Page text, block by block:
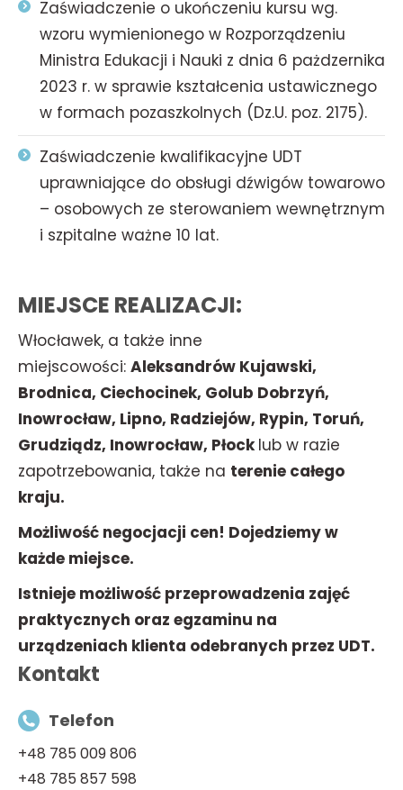
Zaświadczenie o ukończeniu kursu wg.
wzoru wymienionego w Rozporządzeniu
Ministra Edukacji i Nauki z dnia 6 pażdzernika
2023 r. w sprawie kształcenia ustawicznego
w formach pozaszkolnych (Dz.U. poz. 2175).
Zaświadczenie kwalifikacyjne UDT
uprawniające do obsługi dźwigów towarowo
– osobowych ze sterowaniem wewnętrznym
i szpitalne ważne 10 lat.
MIEJSCE REALIZACJI:
Włocławek, a także inne
miejscowości: Aleksandrów Kujawski,
Brodnica, Ciechocinek, Golub Dobrzyń,
Inowrocław, Lipno, Radziejów, Rypin, Toruń,
Grudziądz, Inowrocław, Płocklub w razie
zapotrzebowania, także na terenie całego
kraju.
Możliwość negocjacji cen! Dojedziemy w
każde miejsce.
Istnieje możliwość przeprowadzenia zajęć
praktycznych oraz egzaminu na
urządzeniach klienta odebranych przez UDT.
Kontakt
Telefon
+48 785 009 806
+48 785 857 598